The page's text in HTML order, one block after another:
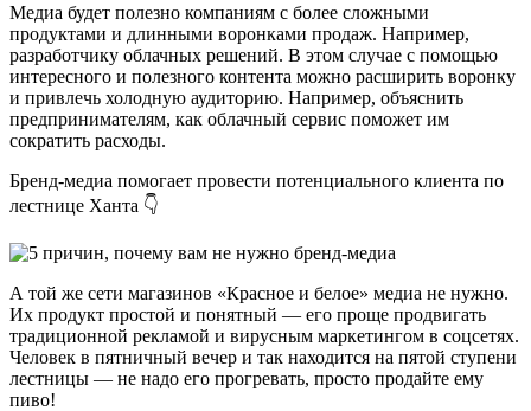
Медиа будет полезно компаниям с более сложными
продуктами и длинными воронками продаж. Например,
разработчику облачных решений. В этом случае с помощью
интересного и полезного контента можно расширить воронку
и привлечь холодную аудиторию. Например, объяснить
предпринимателям, как облачный сервис поможет им
сократить расходы.
Бренд-медиа помогает провести потенциального клиента по
лестнице Ханта 👇
А той же сети магазинов «Красное и белое» медиа не нужно.
Их продукт простой и понятный — его проще продвигать
традиционной рекламой и вирусным маркетингом в соцсетях.
Человек в пятничный вечер и так находится на пятой ступени
лестницы — не надо его прогревать, просто продайте ему
пиво!